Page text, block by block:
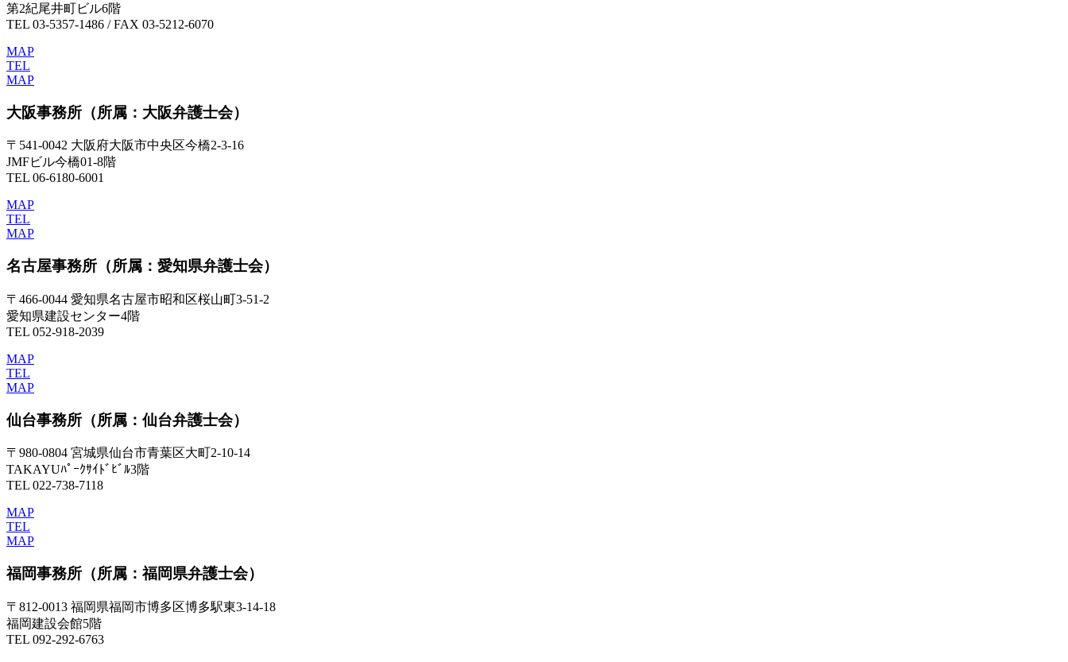
第2紀尾井町ビル6階
TEL 03-5357-1486 / FAX 03-5212-6070
MAP
TEL
MAP
大阪事務所 （所属：大阪弁護士会）
〒541-0042 大阪府大阪市中央区今橋2-3-16
JMFビル今橋01-8階
TEL 06-6180-6001
MAP
TEL
MAP
名古屋事務所 （所属：愛知県弁護士会）
〒466-0044 愛知県名古屋市昭和区桜山町3-51-2
愛知県建設センター4階
TEL 052-918-2039
MAP
TEL
MAP
仙台事務所 （所属：仙台弁護士会）
〒980-0804 宮城県仙台市青葉区大町2-10-14
TAKAYUﾊﾟｰｸｻｲﾄﾞﾋﾞﾙ3階
TEL 022-738-7118
MAP
TEL
MAP
福岡事務所 （所属：福岡県弁護士会）
〒812-0013 福岡県福岡市博多区博多駅東3-14-18
福岡建設会館5階
TEL 092-292-6763